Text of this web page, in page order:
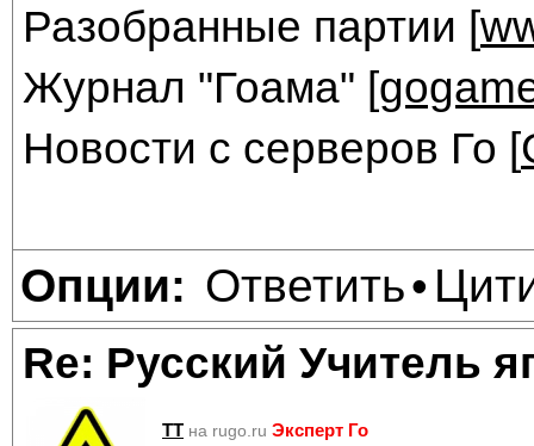
Разобранные партии [
Журнал "Гоама" [
Новости с серверов Го [
Опции: Ответить•
Re: Русский Учитель
TT на rugo.ru Эксперт Го